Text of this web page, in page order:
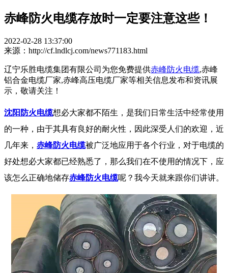
赤峰防火电缆存放时一定要注意这些！
2022-02-28 13:37:00
来源：http://cf.lndlcj.com/news771183.html
辽宁乐胜电缆集团有限公司为您免费提供赤峰防火电缆,赤峰
铝合金电缆厂家,赤峰高压电缆厂家等相关信息发布和资讯展
示，敬请关注！
沈阳防火电缆想必大家都不陌生，是我们日常生活中经常使用
的一种，由于其具有良好的耐火性，因此深受人们的欢迎，近
几年来， 赤峰防火电缆被广泛地应用于各个行业，对于电缆的
好处想必大家都已经熟悉了，那么我们在不使用的情况下，应
该怎么正确地储存赤峰防火电缆呢？我今天就来跟你们讲讲。